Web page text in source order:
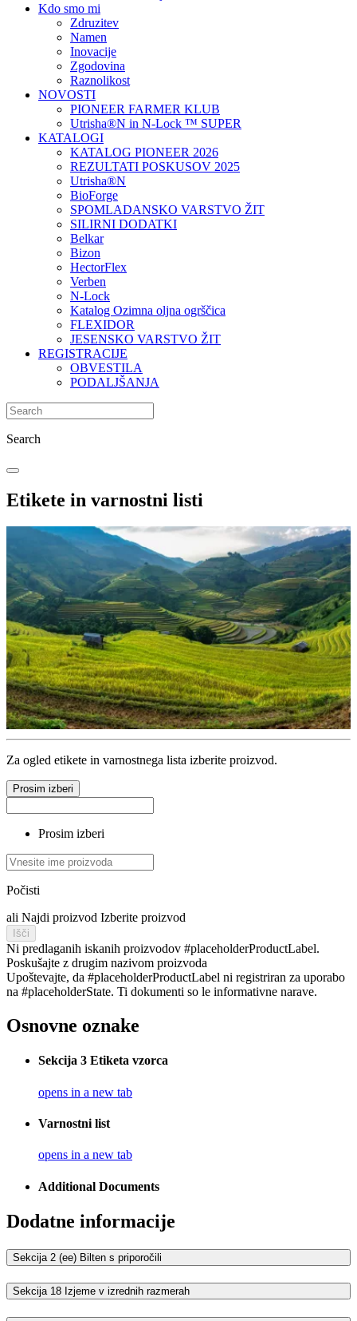
Kdo smo mi
Zdruzitev
Namen
Inovacije
Zgodovina
Raznolikost
NOVOSTI
PIONEER FARMER KLUB
Utrisha®N in N-Lock ™ SUPER
KATALOGI
KATALOG PIONEER 2026
REZULTATI POSKUSOV 2025
Utrisha®N
BioForge
SPOMLADANSKO VARSTVO ŽIT
SILIRNI DODATKI
Belkar
Bizon
HectorFlex
Verben
N-Lock
Katalog Ozimna oljna ogrščica
FLEXIDOR
JESENSKO VARSTVO ŽIT
REGISTRACIJE
OBVESTILA
PODALJŠANJA
Search
Etikete in varnostni listi
Za ogled etikete in varnostnega lista izberite proizvod.
Prosim izberi
Prosim izberi
Počisti
ali Najdi proizvod Izberite proizvod
Išči
Ni predlaganih iskanih proizvodov #placeholderProductLabel.
Poskušajte z drugim nazivom proizvoda
Upoštevajte, da #placeholderProductLabel ni registriran za uporabo
na #placeholderState. Ti dokumenti so le informativne narave.
Osnovne oznake
Sekcija 3 Etiketa vzorca
opens in a new tab
Varnostni list
opens in a new tab
Additional Documents
Dodatne informacije
Sekcija 2 (ee) Bilten s priporočili
Sekcija 18 Izjeme v izrednih razmerah